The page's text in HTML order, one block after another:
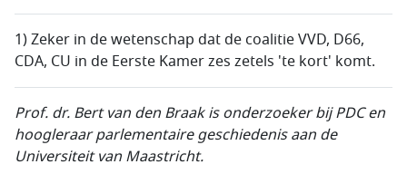
1) Zeker in de wetenschap dat de coalitie VVD, D66,
CDA, CU in de Eerste Kamer zes zetels 'te kort' komt.
Prof. dr. Bert van den Braak is onderzoeker bij PDC en
hoogleraar parlementaire geschiedenis aan de
Universiteit van Maastricht.